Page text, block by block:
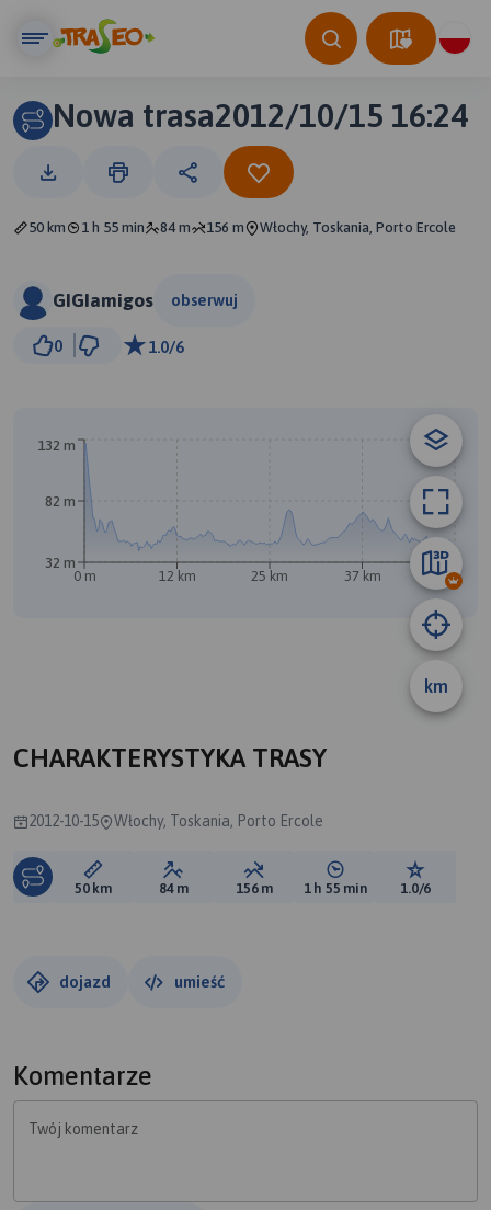
Nowa trasa2012/10/15 16:24
50 km 1 h 55 min 84 m 156 m Włochy, Toskania, Porto Ercole
GIGIamigos obserwuj
0 1.0/6
km
0 m 12 km 25 km 37 km 50 km
32 m
82 m
132 m
CHARAKTERYSTYKA TRASY
2012-10-15 Włochy, Toskania, Porto Ercole
Długość trasy:
50 km Suma przewyższeń:
84 m Suma spadków:
156 m Średni czas potrzebny
1 h 55 min Ocena
1.0/6
dojazd umieść
Komentarze
Twój komentarz